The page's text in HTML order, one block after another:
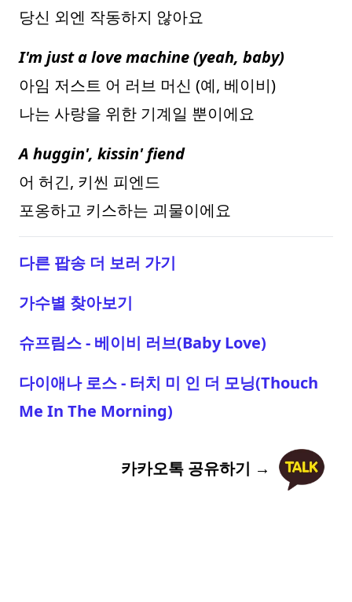
당신 외엔 작동하지 않아요
I'm just a love machine (yeah, baby)
아임 저스트 어 러브 머신 (예, 베이비)
나는 사랑을 위한 기계일 뿐이에요
A huggin', kissin' fiend
어 허긴, 키씬 피엔드
포옹하고 키스하는 괴물이에요
다른 팝송 더 보러 가기
가수별 찾아보기
슈프림스 - 베이비 러브(Baby Love)
다이애나 로스 - 터치 미 인 더 모닝(Thouch
Me In The Morning)
카카오톡 공유하기 →